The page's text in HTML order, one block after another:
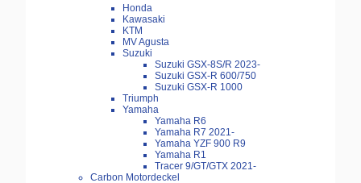
Honda
Kawasaki
KTM
MV Agusta
Suzuki
Suzuki GSX-8S/R 2023-
Suzuki GSX-R 600/750
Suzuki GSX-R 1000
Triumph
Yamaha
Yamaha R6
Yamaha R7 2021-
Yamaha YZF 900 R9
Yamaha R1
Tracer 9/GT/GTX 2021-
Carbon Motordeckel